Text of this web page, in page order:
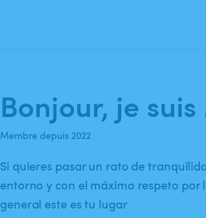
Bonjour, je
Membre depuis 2022
Si quieres pasar un rato de
entorno y con el máximo respeto por
general este es tu lugar